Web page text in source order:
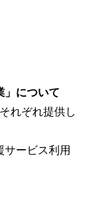
」について
れぞれ提供し
ービス利用